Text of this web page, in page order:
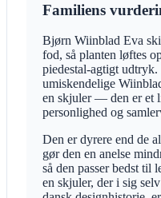
Familiens
Bjørn Wiinblad Eva
fod, så planten løftes
piedestal-agtigt
umiskendelige
en skjuler — den er et
personlighed og
Den er dyrere end de
gør den en anelse
så den passer bedst til
en skjuler, der i sig